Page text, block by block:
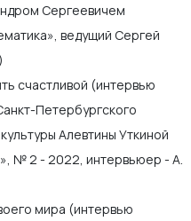
Сергеевичем
ведущий Сергей
счастливой (интервью
Петербургского
Алевтины Уткиной
№ 2 - 2022, интервьюер - А.
мира (интервью